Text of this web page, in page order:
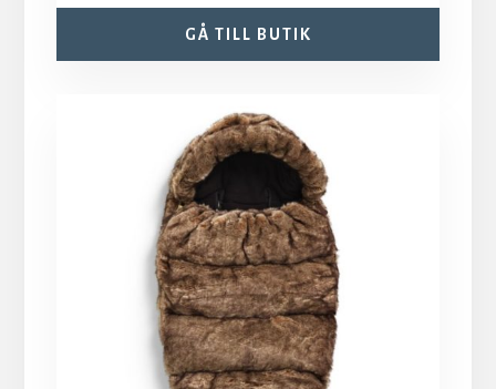
GÅ TILL BUTIK